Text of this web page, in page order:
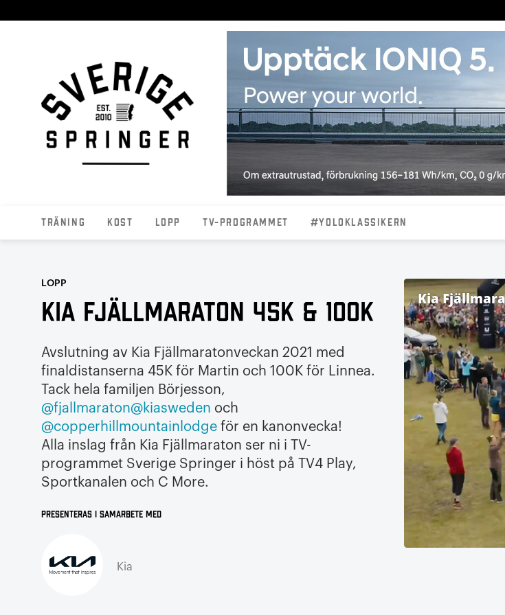
Träning Kost Lopp TV-programmet #YOLOKLASSIKERN
LOPP
Kia Fjällmaraton 45K & 100K
Avslutning av Kia Fjällmaratonveckan 2021 med
finaldistanserna 45K för Martin och 100K för Linnea.
Tack hela familjen Börjesson,
@fjallmaraton@kiasweden och
@copperhillmountainlodge för en kanonvecka!
Alla inslag från Kia Fjällmaraton ser ni i TV-
programmet Sverige Springer i höst på TV4 Play,
Sportkanalen och C More.
Presenteras i samarbete med
Kia